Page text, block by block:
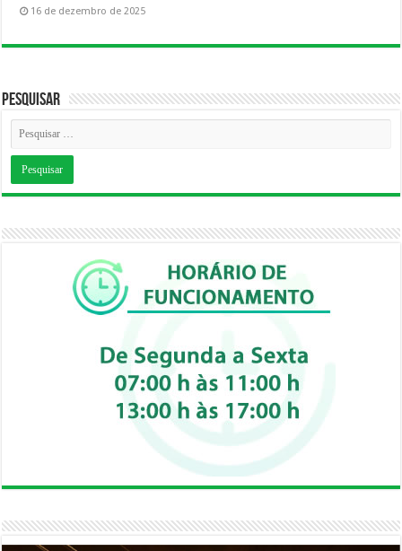
16 de dezembro de 2025
Pesquisar